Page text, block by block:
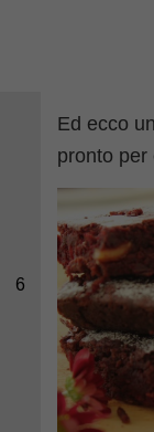
6
Ed ecco
pronto per